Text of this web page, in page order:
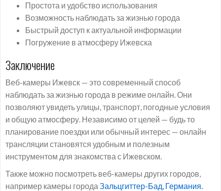
Простота и удобство использования
Возможность наблюдать за жизнью города
Быстрый доступ к актуальной информации
Погружение в атмосферу Ижевска
Заключение
Веб-камеры Ижевск — это современный способ
наблюдать за жизнью города в режиме онлайн. Они
позволяют увидеть улицы, транспорт, погодные условия
и общую атмосферу. Независимо от целей — будь то
планирование поездки или обычный интерес — онлайн
трансляции становятся удобным и полезным
инструментом для знакомства с Ижевском.
Также можно посмотреть веб-камеры других городов,
например камеры города Зальцгиттер-Бад, Германия.